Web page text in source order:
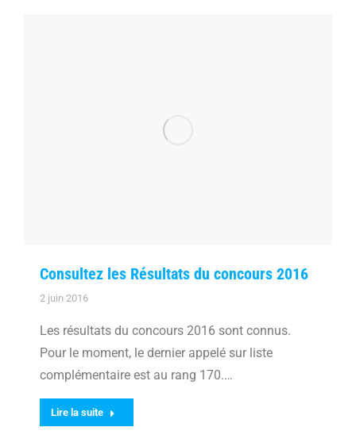
Consultez les Résultats du concours 2016
2 juin 2016
Les résultats du concours 2016 sont connus.
Pour le moment, le dernier appelé sur liste
complémentaire est au rang 170.…
Lire la suite